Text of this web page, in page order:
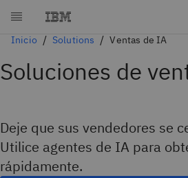
Inicio Solutions Ventas de IA
Soluciones de
Deje que sus vendedores se
Utilice agentes de IA para
rápidamente.